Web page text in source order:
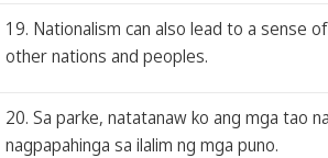
19. Nationalism can also lead to a sense
other nations and peoples.
20. Sa parke, natatanaw ko ang mga tao
nagpapahinga sa ilalim ng mga puno.